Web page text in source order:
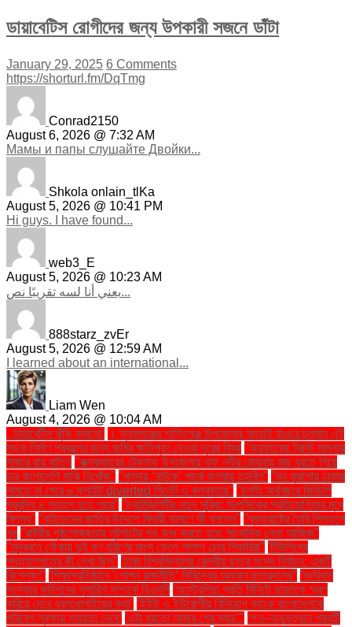
ডায়াবেটিস রোগীদের জন্য উপকারী সজনে ডাঁটা
January 29, 2025 6 Comments
https://shorturl.fm/DqTmg
Conrad2150
August 6, 2026 @ 7:32 AM
Мамы и папы слушайте Двойки...
Shkola onlain_tlKa
August 5, 2026 @ 10:41 PM
Hi guys. I have found...
web3_E
August 5, 2026 @ 10:23 AM
يعني أنا لسه تقريبًا نص...
888starz_zvEr
August 5, 2026 @ 12:59 AM
I learned about an international...
Liam Wen
August 4, 2026 @ 10:04 AM
. ডায়াবেটিস ঝুঁকি কমানো:
। সুনামগঞ্জের শান্তিগঞ্জ উপজেলার সাংহাই হাওরে চলমান এই
সড়ক নির্মাণ প্রকল্পের জন্য জমির ক্ষতিপূরণ দেওয়া দূরের বিষয় ''অরফানেজ ট্রাস্ট মামলায়
সাজার রায় বাতিল ''কক্সবাজারের টেকনাফ উপজেলার নাফ নদীর মোহনায় মাছ ধরতে গিয়ে
চার বাংলাদেশি মাঝি নিখোঁজ'' ''খুলনায় ‘নাটুকে’ পার্কে জলবায়ু তহবিল'' ''ঘন কুয়াশায় ঢাকায়
নামতে না পেরে ৬ ফ্লাইট diverted সিলেট ও কলকাতায়'' ''চলতি অর্থবছরে জিডিপি
প্রবৃদ্ধি ৪ শতাংশ হতে পারে'' ''চ্যাটজিপিটির নতুন সুবিধা: ডিপসিকের প্রতিযোগিতার মুখে
বিপ্লব'' ''বাইডেনের জাতির উদ্দেশে বিদায়ী ভাষণে কী বললেন'' ''যুক্তরাষ্ট্রে তৈরি পিস্তলে
খুন ''রাষ্ট্রীয় পৃষ্ঠপোষকতায় লুটপাটের পথ বন্ধ করতে হবে: সাংবাদিক নেতা আজিজ"
''সুন্দরবনে নৌকায় দুই মণ হরিণের মাংস ফেলে পালাল চোর শিকারিরা'' 'টিউলিপের
পদত্যাগপত্রে কী লেখা ছিল'' 'ঢাকা বিশ্ববিদ্যালয় কেন্দ্রীয় ছাত্র সংসদ নির্বাচন: একটি
বিশ্লেষণ'' 'শিক্ষাপ্রতিষ্ঠানে ‘গোপন রাজনীতি’ নিষিদ্ধের আহ্বান ছাত্রদলের'' 'সংবিধান
সংস্কার কমিশনের সুপারিশ সম্পর্কে বিএনপি ‘অস্ট্রেলিয়া প্রতি মিনিটে ভারতকে স্মরণ
করিয়ে দেবে ধবলধোলাইয়ের কথা’ ‘ইইউ ও ইউরোপীয় বিনিয়োগ ব্যাংক বাংলাদেশকে
পরিবেশ সুরক্ষায় সহায়তা দেবে’ ‘এটা হয়তো আমার শেষ ম্যাচ’" ‘গণ–অভ্যুত্থান পরবর্তী